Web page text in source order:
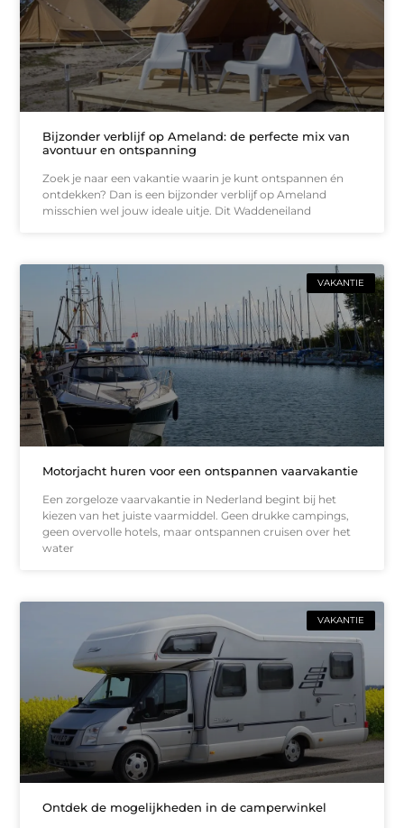
Bijzonder verblijf op Ameland: de perfecte mix van
avontuur en ontspanning
Zoek je naar een vakantie waarin je kunt ontspannen én
ontdekken? Dan is een bijzonder verblijf op Ameland
misschien wel jouw ideale uitje. Dit Waddeneiland
VAKANTIE
Motorjacht huren voor een ontspannen vaarvakantie
Een zorgeloze vaarvakantie in Nederland begint bij het
kiezen van het juiste vaarmiddel. Geen drukke campings,
geen overvolle hotels, maar ontspannen cruisen over het
water
VAKANTIE
Ontdek de mogelijkheden in de camperwinkel